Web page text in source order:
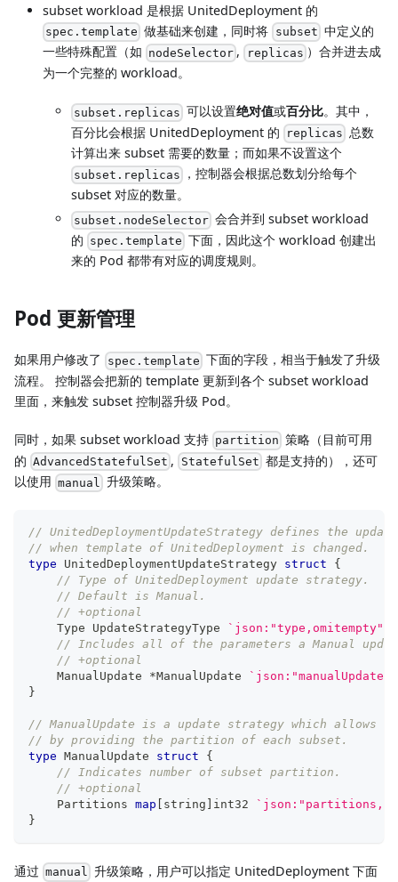
subset workload 是根据 UnitedDeployment 的
spec.template 做基础来创建，同时将 subset 中定义的
一些特殊配置（如 nodeSelector , replicas ）合并进去成
为一个完整的 workload。
subset.replicas 可以设置绝对值或百分比。其中，
百分比会根据 UnitedDeployment 的
replicas 总数
计算出来 subset 需要的数量；而如果不设置这个
subset.replicas
，控制器会根据总数划分给每个
subset 对应的数量。
subset.nodeSelector 会合并到 subset workload
的 spec.template 下面，因此这个 workload 创建出
来的 Pod 都带有对应的调度规则。
Pod 更新管理
如果用户修改了 spec.template 下面的字段，相当于触发了升级
流程。 控制器会把新的 template 更新到各个 subset workload
里面，来触发 subset 控制器升级 Pod。
同时，如果 subset workload 支持 partition 策略（目前可用
的 AdvancedStatefulSet , StatefulSet 都是支持的），还可
以使用 manual 升级策略。
// UnitedDeploymentUpdateStrategy defines the
// when template of UnitedDeployment is changed.
type UnitedDeploymentUpdateStrategy struct
{
// Type of UnitedDeployment update strategy.
// Default is Manual.
// +optional
    Type UpdateStrategyType
`json:"type,omitempty"`
// Includes all of the parameters a Manual
// +optional
    ManualUpdate
*ManualUpdate
}
// ManualUpdate is a update strategy which allows
// by providing the partition of each subset.
type ManualUpdate struct
{
// Indicates number of subset partition.
// +optional
    Partitions
map string int32
}
通过 manual 升级策略，用户可以指定 UnitedDeployment 下面